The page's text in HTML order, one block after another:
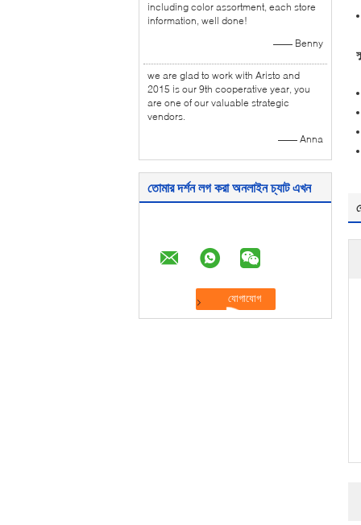
including color assortment, each store
information, well done!
—— Benny
we are glad to work with Aristo and
2015 is our 9th cooperative year, you
are one of our valuable strategic
vendors.
—— Anna
তোমার দর্শন লগ করা অনলাইন চ্যাট এখন